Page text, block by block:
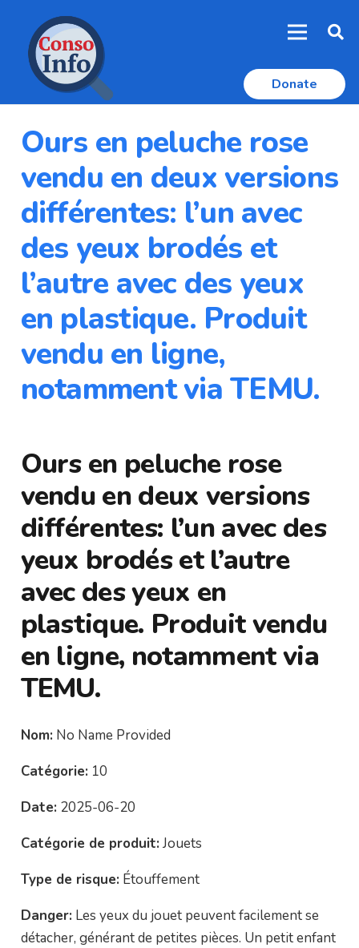
Donate
Ours en peluche rose
vendu en deux versions
différentes: l’un avec
des yeux brodés et
l’autre avec des yeux
en plastique. Produit
vendu en ligne,
notamment via TEMU.
Ours en peluche rose
vendu en deux versions
différentes: l’un avec des
yeux brodés et l’autre
avec des yeux en
plastique. Produit vendu
en ligne, notamment via
TEMU.
Nom: No Name Provided
Catégorie: 10
Date: 2025-06-20
Catégorie de produit: Jouets
Type de risque: Étouffement
Danger: Les yeux du jouet peuvent facilement se
détacher, générant de petites pièces. Un petit enfant